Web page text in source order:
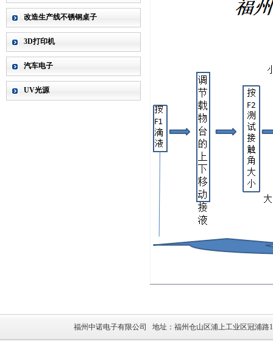
改造生产线不锈钢桌子
3D打印机
汽车电子
UV光源
福州中诺电子有限公司 地址：福州仓山区浦上工业区冠浦路